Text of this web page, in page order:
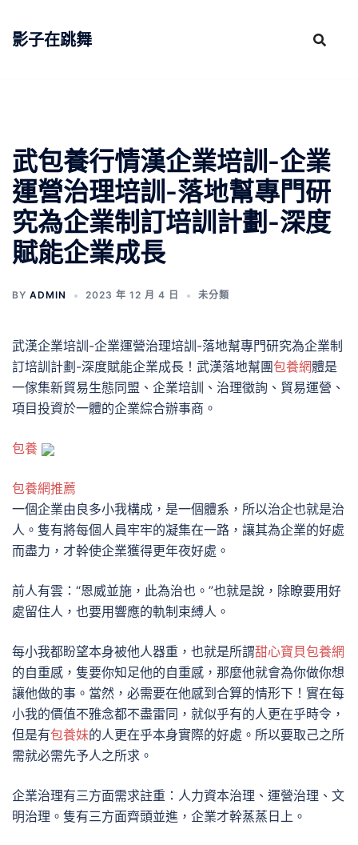
影子在跳舞
武包養行情漢企業培訓-企業
運營治理培訓-落地幫專門研
究為企業制訂培訓計劃-深度
賦能企業成長
BY ADMIN 2023 年 12 月 4 日 未分類
武漢企業培訓-企業運營治理培訓-落地幫專門研究為企業制
訂培訓計劃-深度賦能企業成長！武漢落地幫團包養網體是
一傢集新貿易生態同盟、企業培訓、治理徵詢、貿易運營、
項目投資於一體的企業綜合辦事商。
包養
包養網推薦
一個企業由良多小我構成，是一個體系，所以治企也就是治
人。隻有將每個人員牢牢的凝集在一路，讓其為企業的好處
而盡力，才幹使企業獲得更年夜好處。
前人有雲：“恩威並施，此為治也。”也就是說，除瞭要用好
處留住人，也要用響應的軌制束縛人。
每小我都盼望本身被他人器重，也就是所謂甜心寶貝包養網
的自重感，隻要你知足他的自重感，那麼他就會為你做你想
讓他做的事。當然，必需要在他感到合算的情形下！實在每
小我的價值不雅念都不盡雷同，就似乎有的人更在乎時令，
但是有包養妹的人更在乎本身實際的好處。所以要取己之所
需就必需先予人之所求。
企業治理有三方面需求註重：人力資本治理、運營治理、文
明治理。隻有三方面齊頭並進，企業才幹蒸蒸日上。